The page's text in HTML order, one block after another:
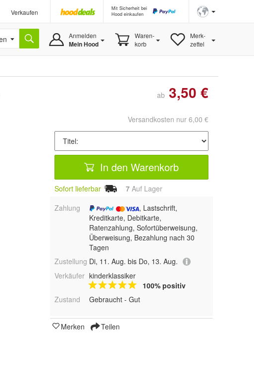
Verkaufen
Mit Sicherheit bei
Hood einkaufen
Anmelden
Mein Hood
Waren-
korb
Merk-
zettel
ab 3,50 €
Versandkosten nur 6,00 €
In den Warenkorb
Sofort lieferbar 7 Auf Lager
Zahlung
, Lastschrift,
Kreditkarte, Debitkarte,
Ratenzahlung, Sofortüberweisung,
Überweisung, Bezahlung nach 30
Tagen
Zustellung Di, 11. Aug. bis Do, 13. Aug.
Verkäufer kinderklassiker
100% positiv
Zustand
Gebraucht - Gut
Merken Teilen